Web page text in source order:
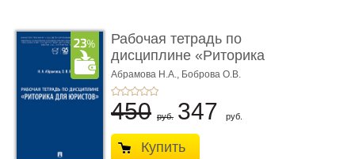
Рабочая тетрадь по
дисциплине «Риторика
для ю� ...
Абрамова Н.А., Боброва О.В.
450 руб. 347 руб.
Купить